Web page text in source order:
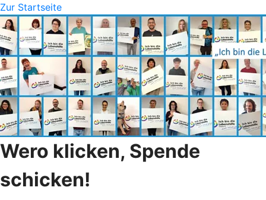
Zur Startseite
Wero klicken, Spende
schicken!